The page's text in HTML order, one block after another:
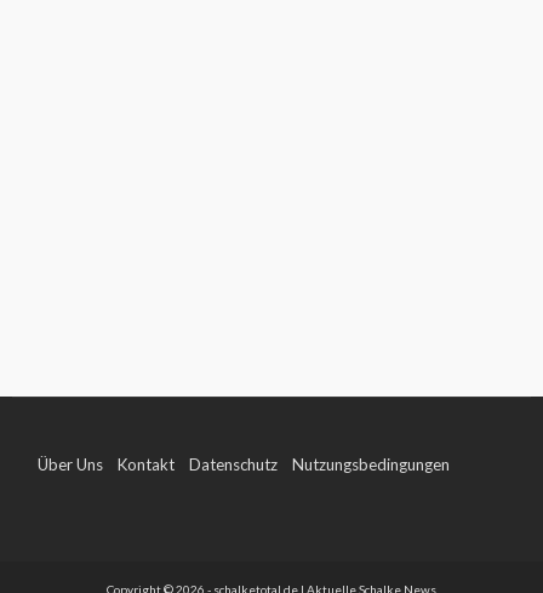
Über Uns Kontakt Datenschutz Nutzungsbedingungen
Copyright © 2026 - schalketotal.de | Aktuelle Schalke News